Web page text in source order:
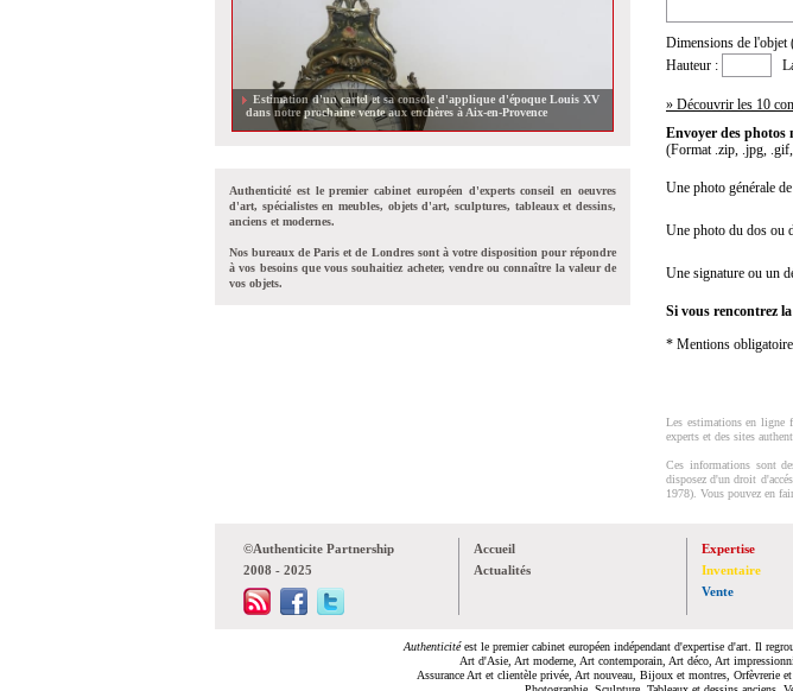
Estimation d'un cartel et sa console d'applique d'époque Louis XV
dans notre prochaine vente aux enchères à Aix-en-Provence
Authenticité est le premier cabinet européen d'experts conseil en oeuvres
d'art, spécialistes en meubles, objets d'art, sculptures, tableaux et dessins,
anciens et modernes.
Nos bureaux de Paris et de Londres sont à votre disposition pour répondre
à vos besoins que vous souhaitiez acheter, vendre ou connaître la valeur de
vos objets.
Dimensions de l'objet
Hauteur :
» Découvrir les 10
Envoyer des photos
(Format .zip, .jpg,
Une photo générale
Une photo du dos ou
Une signature ou un
Si vous rencontrez
* Mentions
Les estimations en ligne
experts et des sites
Ces informations sont
disposez d'un droit
1978). Vous pouvez en
©Authenticite Partnership
2008 - 2025
Accueil
Actualités
Expertise
Inventaire
Vente
Authenticitéest le premier cabinet européen indépendant d'expertise d'art. Il
Art d'Asie, Art moderne, Art contemporain, Art déco, Art
Assurance Art et clientèle privée, Art nouveau, Bijoux et montres, Orfèvrerie